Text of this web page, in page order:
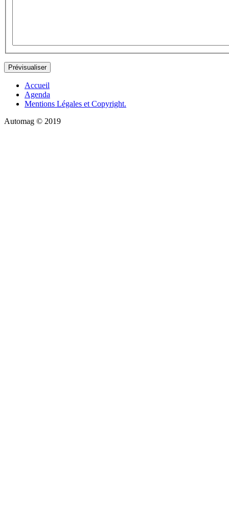
Accueil
Agenda
Mentions Légales et Copyright.
Automag © 2019